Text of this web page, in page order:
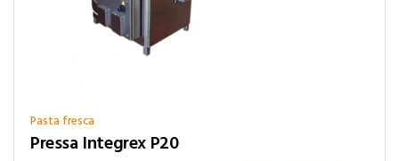
Pasta fresca
Pressa Integrex P20